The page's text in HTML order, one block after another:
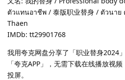
ตัวแทนอาชีพ / 泰版职业替身 / ตัวนาย
Thaen
IMDb: tt29901768
我用夸克网盘分享了「职业替身2024
「夸克APP」，无需下载在线播放视
投屏。